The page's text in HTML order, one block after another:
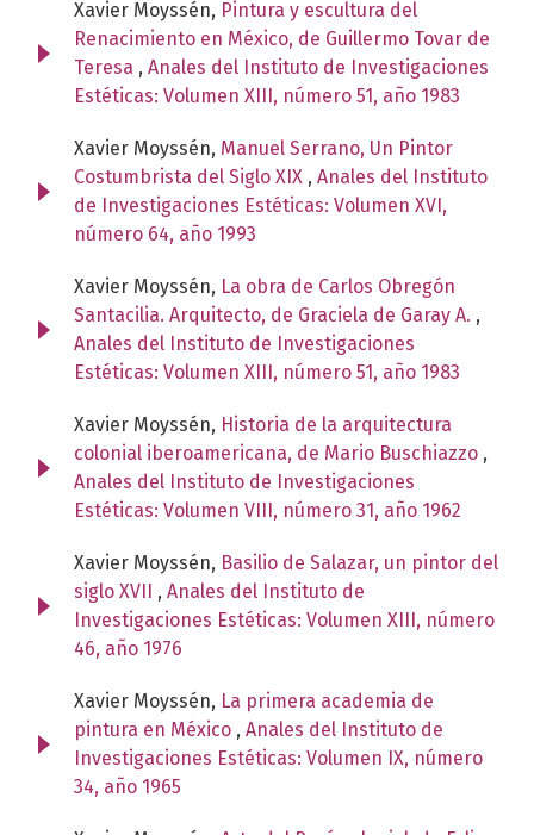
Xavier Moyssén, Pintura y escultura del
Renacimiento en México, de Guillermo Tovar de
Teresa , Anales del Instituto de Investigaciones
Estéticas: Volumen XIII, número 51, año 1983
Xavier Moyssén, Manuel Serrano, Un Pintor
Costumbrista del Siglo XIX , Anales del Instituto
de Investigaciones Estéticas: Volumen XVI,
número 64, año 1993
Xavier Moyssén, La obra de Carlos Obregón
Santacilia. Arquitecto, de Graciela de Garay A. ,
Anales del Instituto de Investigaciones
Estéticas: Volumen XIII, número 51, año 1983
Xavier Moyssén, Historia de la arquitectura
colonial iberoamericana, de Mario Buschiazzo ,
Anales del Instituto de Investigaciones
Estéticas: Volumen VIII, número 31, año 1962
Xavier Moyssén, Basilio de Salazar, un pintor del
siglo XVII , Anales del Instituto de
Investigaciones Estéticas: Volumen XIII, número
46, año 1976
Xavier Moyssén, La primera academia de
pintura en México , Anales del Instituto de
Investigaciones Estéticas: Volumen IX, número
34, año 1965